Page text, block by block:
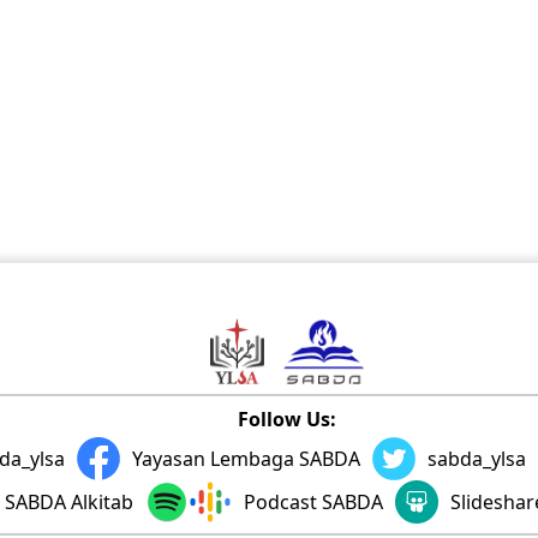
Follow Us:
Yayasan Lembaga SABDA
sabda_ylsa
SABDA Alkitab
Podcast SABDA